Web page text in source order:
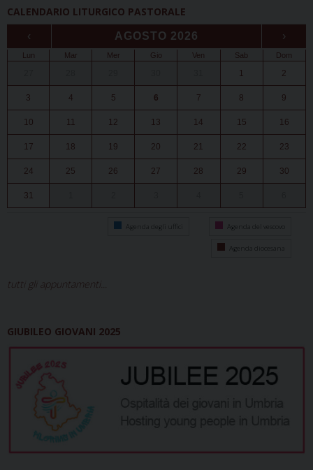
CALENDARIO LITURGICO PASTORALE
‹ AGOSTO 2026 ›
Lun Mar Mer Gio Ven Sab Dom
1 2
3 4 5 6 7 8 9
10 11 12 13 14 15 16
17 18 19 20 21 22 23
24 25 26 27 28 29 30
31
Agenda degli uffici Agenda del vescovo
Agenda diocesana
tutti gli appuntamenti...
GIUBILEO GIOVANI 2025